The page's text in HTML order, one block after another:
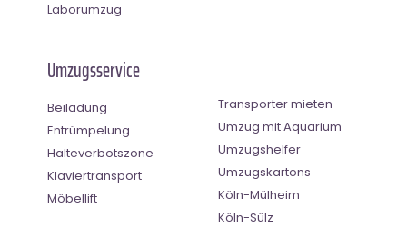
Laborumzug
Umzugsservice
Beiladung
Entrümpelung
Halteverbotszone
Klaviertransport
Möbellift
Transporter mieten
Umzug mit Aquarium
Umzugshelfer
Umzugskartons
Köln-Mülheim
Köln-Sülz